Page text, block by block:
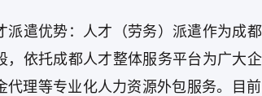
派遣优势：人才（劳务）派遣作为成
，依托成都人才整体服务平台为广大
代理等专业化人力资源外包服务。目